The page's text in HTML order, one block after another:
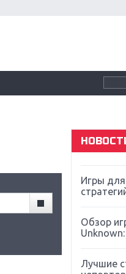
Souls
Far Cry 5:
Игры
Обзор
Лучшие